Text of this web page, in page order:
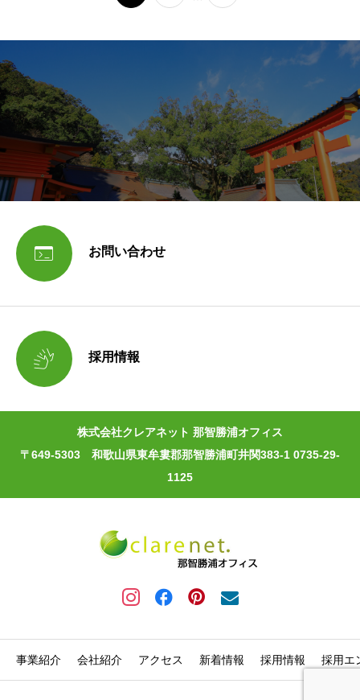
 お問い合わせ
 採用情報
株式会社クレアネット 那智勝浦オフィス
〒649-5303 和歌山県東牟婁郡那智勝浦町井関383-1 0735-29-
1125
事業紹介 会社紹介 アクセス 新着情報 採用情報 採用エ